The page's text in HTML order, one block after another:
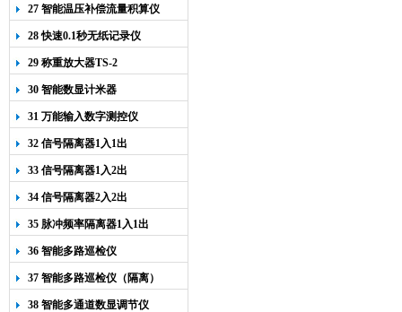
27 智能温压补偿流量积算仪
28 快速0.1秒无纸记录仪
29 称重放大器TS-2
30 智能数显计米器
31 万能输入数字测控仪
32 信号隔离器1入1出
33 信号隔离器1入2出
34 信号隔离器2入2出
35 脉冲频率隔离器1入1出
36 智能多路巡检仪
37 智能多路巡检仪（隔离）
38 智能多通道数显调节仪